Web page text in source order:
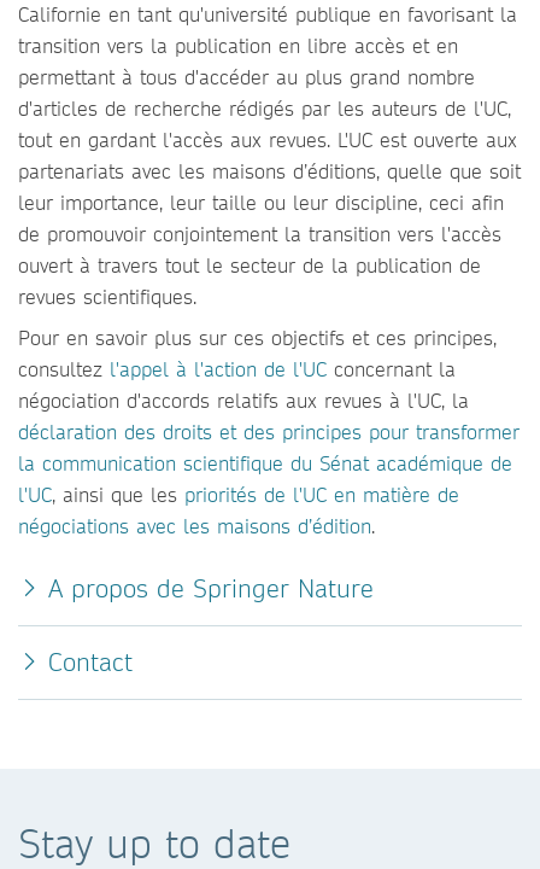
Californie en tant qu'université publique en favorisant la
transition vers la publication en libre accès et en
permettant à tous d'accéder au plus grand nombre
d'articles de recherche rédigés par les auteurs de l'UC,
tout en gardant l'accès aux revues. L'UC est ouverte aux
partenariats avec les maisons d’éditions, quelle que soit
leur importance, leur taille ou leur discipline, ceci afin
de promouvoir conjointement la transition vers l'accès
ouvert à travers tout le secteur de la publication de
revues scientifiques.
Pour en savoir plus sur ces objectifs et ces principes,
consultez l'appel à l'action de l'UC concernant la
négociation d'accords relatifs aux revues à l'UC, la
déclaration des droits et des principes pour transformer
la communication scientifique du Sénat académique de
l'UC, ainsi que les priorités de l'UC en matière de
négociations avec les maisons d’édition.
A propos de Springer Nature
Contact
Stay up to date